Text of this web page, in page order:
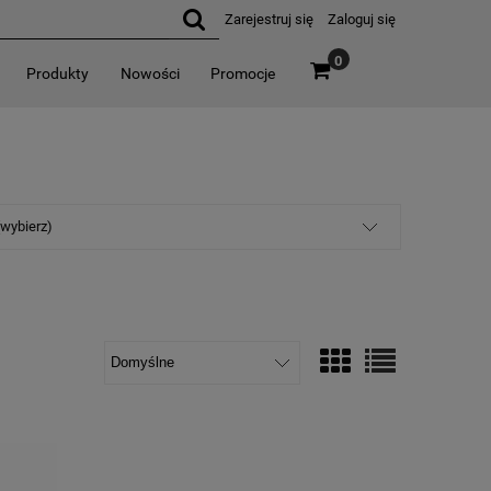
Zarejestruj się Zaloguj się
Produkty Nowości Promocje
0